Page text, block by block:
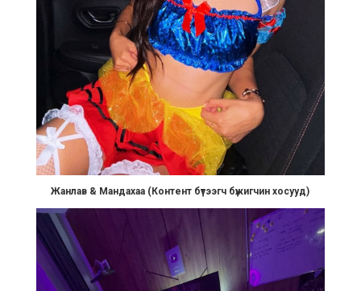
Жанлав & Мандахаа (Контент бүтээгч бүжигчин хосууд)